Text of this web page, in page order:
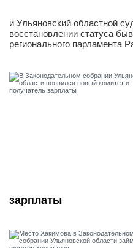
и Ульяновский областной
восстановлении статуса
регионального парламента
зарплаты